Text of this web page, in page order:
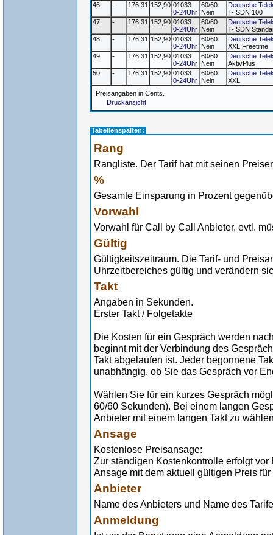
46
- 176,31 152,90 01033
0-24Uhr
60/60
Nein
Deutsche
T-ISDN 100
47
- 176,31 152,90 01033
0-24Uhr
60/60
Nein
Deutsche
T-ISDN
48
- 176,31 152,90 01033
0-24Uhr
60/60
Nein
Deutsche
XXL Freetime
49
- 176,31 152,90 01033
0-24Uhr
60/60
Nein
Deutsche
AktivPlus
50
- 176,31 152,90 01033
0-24Uhr
60/60
Nein
Deutsche
XXL
Preisangaben in Cents.
Druckansicht
Tabellenspalten:
Rang
Rangliste. Der Tarif hat mit seinen
%
Gesamte Einsparung in Prozent
Vorwahl
Vorwahl für Call by Call Anbieter, evtl.
Gültig
Gültigkeitszeitraum. Die Tarif- und
Uhrzeitbereiches gültig und verändern
Takt
Angaben in Sekunden.
Erster Takt / Folgetakte
Die Kosten für ein Gespräch werden
beginnt mit der Verbindung des
Takt abgelaufen ist. Jeder begonnene
unabhängig, ob Sie das Gespräch vor
Wählen Sie für ein kurzes Gespräch
60/60 Sekunden). Bei einem langen
Anbieter mit einem langen Takt zu
Ansage
Kostenlose Preisansage:
Zur ständigen Kostenkontrolle erfolgt
Ansage mit dem aktuell gültigen Preis
Anbieter
Name des Anbieters und Name des
Anmeldung